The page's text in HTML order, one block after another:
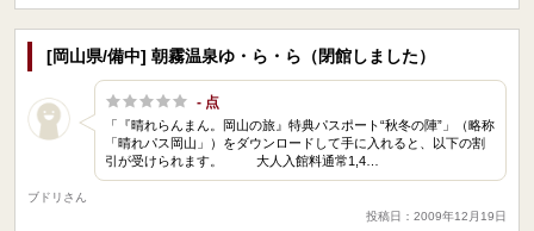
[岡山県/備中] 朝霧温泉ゆ・ら・ら（閉館しました）
- 点
「『晴れらんまん。岡山の旅』特典パスポート“秋冬の陣”」（略称
「晴れパス岡山」）をダウンロードして手に入れると、以下の割
引が受けられます。 大人入館料通常1,4…
ブドリさん
投稿日：2009年12月19日